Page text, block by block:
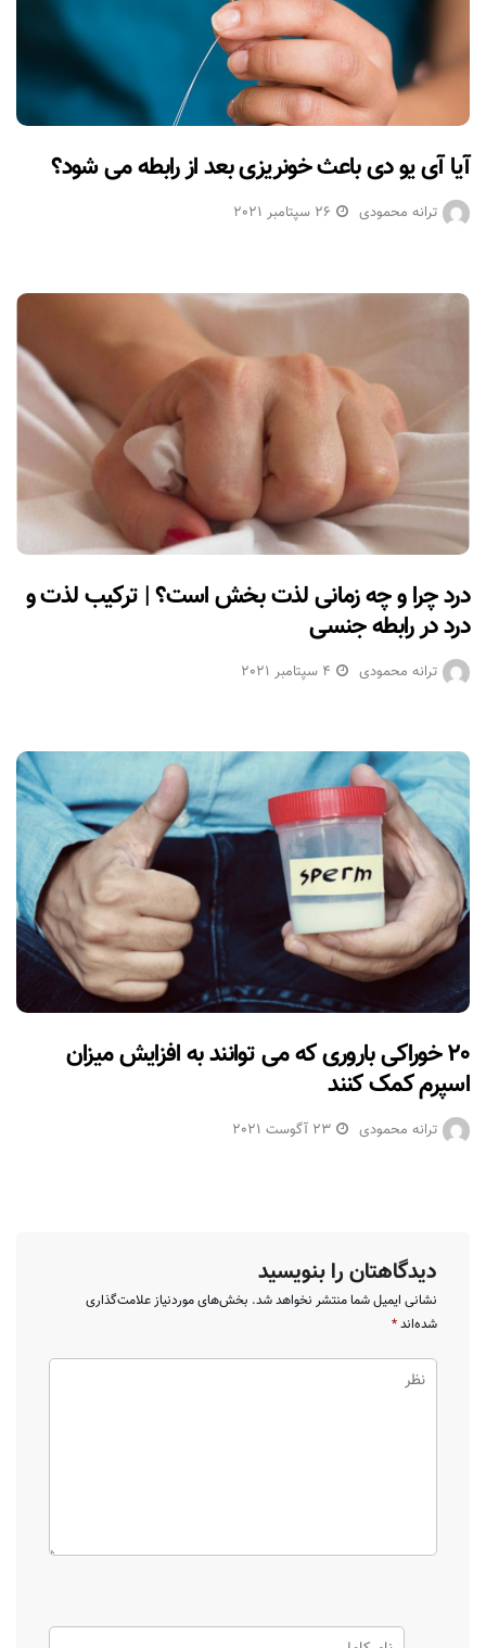
آیا آی یو دی باعث خونریزی بعد از رابطه می شود؟
ترانه محمودی 26 سپتامبر 2021
درد چرا و چه زمانی لذت بخش است؟ | ترکیب لذت و
درد در رابطه جنسی
ترانه محمودی 4 سپتامبر 2021
۲۰ خوراکی باروری که می توانند به افزایش میزان
اسپرم کمک کنند
ترانه محمودی 23 آگوست 2021
دیدگاهتان را بنویسید
نشانی ایمیل شما منتشر نخواهد شد. بخش‌های موردنیاز علامت‌گذاری
شده‌اند*